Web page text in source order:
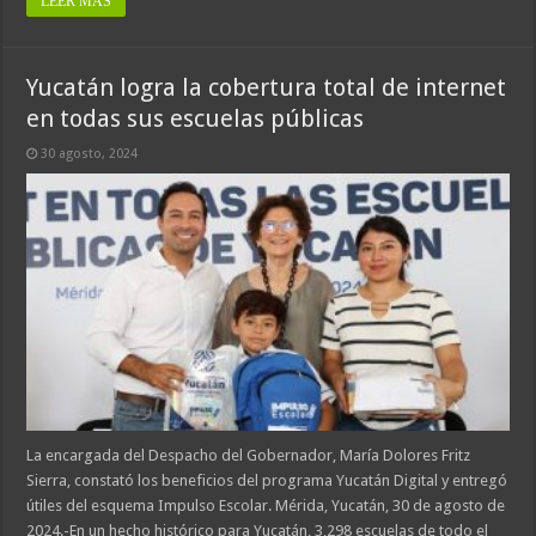
Yucatán logra la cobertura total de internet
en todas sus escuelas públicas
30 agosto, 2024
La encargada del Despacho del Gobernador, María Dolores Fritz
Sierra, constató los beneficios del programa Yucatán Digital y entregó
útiles del esquema Impulso Escolar. Mérida, Yucatán, 30 de agosto de
2024.-En un hecho histórico para Yucatán, 3,298 escuelas de todo el